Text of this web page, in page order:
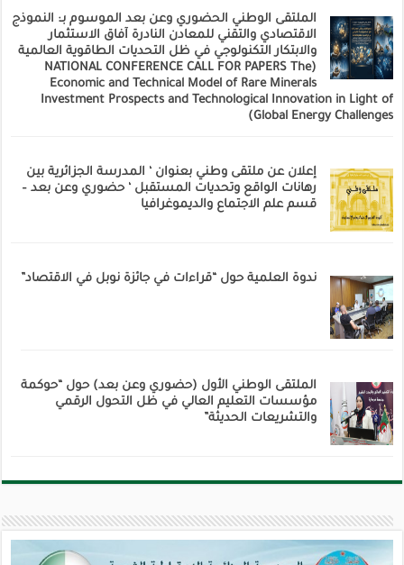
الملتقى الوطني الحضوري وعن بعد الموسوم بـ: النموذج
الاقتصادي والتقني للمعادن النادرة آفاق الاستثمار
والابتكار التكنولوجي في ظل التحديات الطاقوية العالمية
(NATIONAL CONFERENCE CALL FOR PAPERS The
Economic and Technical Model of Rare Minerals
Investment Prospects and Technological Innovation in Light of
Global Energy Challenges)
إعلان عن ملتقى وطني بعنوان ‘ المدرسة الجزائرية بين
رهانات الواقع وتحديات المستقبل ‘ حضوري وعن بعد –
قسم علم الاجتماع والديموغرافيا
ندوة العلمية حول “قراءات في جائزة نوبل في الاقتصاد”
الملتقى الوطني الأول (حضوري وعن بعد) حول “حوكمة
مؤسسات التعليم العالي في ظل التحول الرقمي
والتشريعات الحديثة”